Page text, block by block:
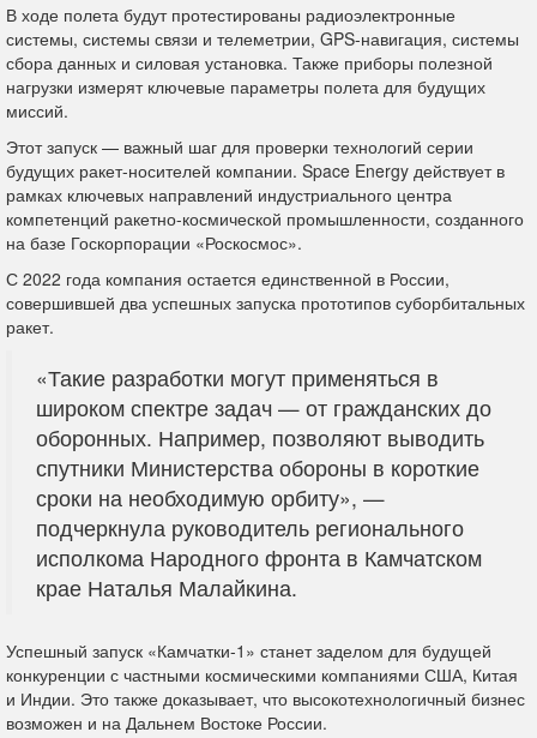
В ходе полета будут протестированы радиоэлектронные
системы, системы связи и телеметрии, GPS-навигация, системы
сбора данных и силовая установка. Также приборы полезной
нагрузки измерят ключевые параметры полета для будущих
миссий.
Этот запуск — важный шаг для проверки технологий серии
будущих ракет-носителей компании. Space Energy действует в
рамках ключевых направлений индустриального центра
компетенций ракетно-космической промышленности, созданного
на базе Госкорпорации «Роскосмос».
С 2022 года компания остается единственной в России,
совершившей два успешных запуска прототипов суборбитальных
ракет.
«Такие разработки могут применяться в
широком спектре задач — от гражданских до
оборонных. Например, позволяют выводить
спутники Министерства обороны в короткие
сроки на необходимую орбиту», —
подчеркнула руководитель регионального
исполкома Народного фронта в Камчатском
крае Наталья Малайкина.
Успешный запуск «Камчатки-1» станет заделом для будущей
конкуренции с частными космическими компаниями США, Китая
и Индии. Это также доказывает, что высокотехнологичный бизнес
возможен и на Дальнем Востоке России.